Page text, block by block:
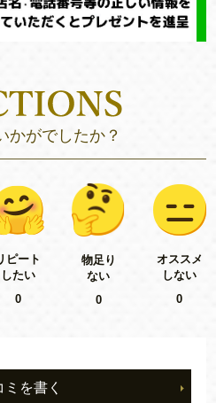
かがでしたか？
ピート
したい
0
物足り
ない
0
オススメ
しない
0
ミを書く